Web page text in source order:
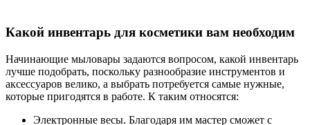
Какой инвентарь для косметики вам необходим
Начинающие мыловары задаются вопросом, какой инвентарь
лучше подобрать, поскольку разнообразие инструментов и
аксессуаров велико, а выбрать потребуется самые нужные,
которые пригодятся в работе. К таким относятся:
Электронные весы. Благодаря им мастер сможет с